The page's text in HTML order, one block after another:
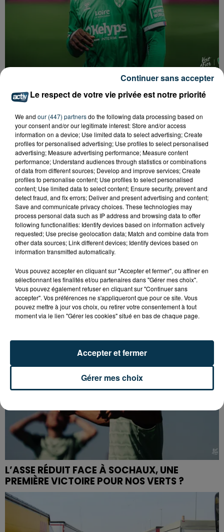
ASSE : UN COMMUNIQUÉ COMMUN POUR
DEMANDER LE DÉPART DE PIERRE EKWAH
CYANOBACTÉRIES : LE PRÉFÊT PREND UN
ARRÊTÉ POUR LES ACTIVITÉS DE...
L’ASSE RÉDUIT FACE À SOCHAUX, UNE
PREMIÈRE VICTOIRE POUR NOS VERTS ?
Le respect de votre vie privée est notre priorité
We and our (447) partnersdo the following data processing based on
your consent and/or our legitimate interest: Store and/or access
information on a device; Use limited data to select advertising; Create
profiles for personalised advertising; Use profiles to select personalised
advertising; Measure advertising performance; Measure content
performance; Understand audiences through statistics or combinations
of data from different sources; Develop and improve services; Create
profiles to personalise content; Use profiles to select personalised
content; Use limited data to select content; Ensure security, prevent and
detect fraud, and fix errors; Deliver and present advertising and content;
Save and communicate privacy choices. These technologies may
process personal data such as IP address and browsing data to offer
following functionalities: Identify devices based on information actively
requested; Use precise geolocation data; Match and combine data from
other data sources; Link different devices; Identify devices based on
information transmitted automatically.
Vous pouvez accepter en cliquant sur "Accepter et fermer", ou affiner en
sélectionnant les finalités et/ou partenaires dans "Gérer mes choix".
Vous pouvez également refuser en cliquant sur "Continuer sans
accepter". Vos préférences ne s'appliqueront que pour ce site. Vous
pouvez mettre à jour vos choix, ou retirer votre consentement à tout
moment via le lien "Gérer les cookies" situé en bas de chaque page.
Gérer mes choix
Accepter et fermer
Continuer sans accepter